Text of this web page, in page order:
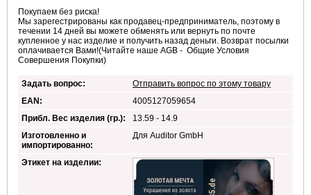
Покупаем без риска!
Мы зарегестрированы как продавец-предприниматель, поэтому в
течении 14 дней вы можете обменять или вернуть по почте
купленное у нас изделие и получить назад деньги. Возврат посылки
оплачивается Вами!(Читайте наше AGB - Общие Условия
Совершения Покупки)
Задать вопрос:
Отправить вопрос по этому товару
EAN:
4005127059654
Прибл. Вес изделия (гр.):
13.59 - 14.9
Изготовленно и
импортированно:
Для Auditor GmbH
Этикет на изделии: